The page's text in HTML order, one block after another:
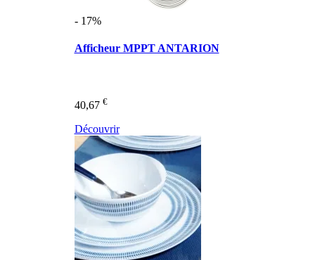
- 17%
Afficheur MPPT ANTARION
40,67 €
Découvrir